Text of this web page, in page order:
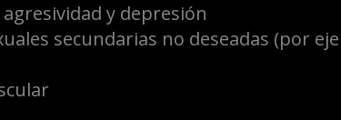
y depresión
secundarias no deseadas (por